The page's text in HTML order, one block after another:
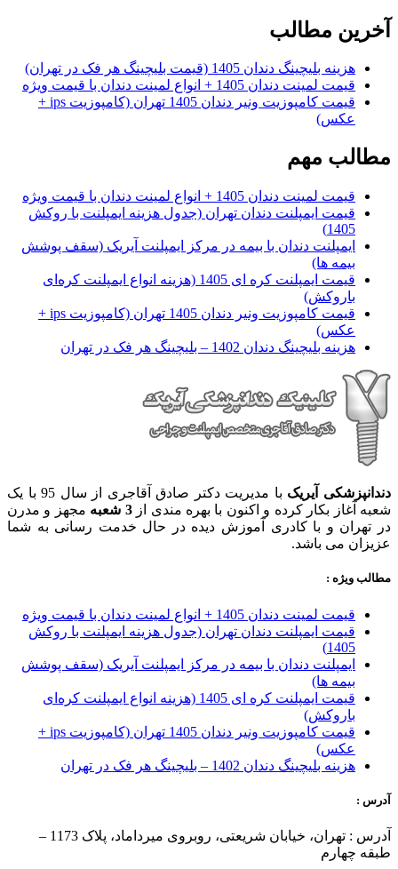
آخرین مطالب
هزینه بلیچینگ دندان 1405 (قیمت بلیچینگ هر فک در تهران)
قیمت لمینت دندان 1405 + انواع لمینت دندان با قیمت ویژه
قیمت کامپوزیت ونیر دندان 1405 تهران (کامپوزیت ips +
عکس)
مطالب مهم
قیمت لمینت دندان 1405 + انواع لمینت دندان با قیمت ویژه
قیمت ایمپلنت دندان تهران (جدول هزینه ایمپلنت با روکش
1405)
ایمپلنت دندان با بیمه در مرکز ایمپلنت آیریک (سقف پوشش
بیمه ها)
قیمت ایمپلنت کره ای‌ 1405 (هزینه انواع ایمپلنت کره‌ای
با‌روکش)
قیمت کامپوزیت ونیر دندان 1405 تهران (کامپوزیت ips +
عکس)
هزینه بلیچینگ دندان 1402 – بلیچینگ هر فک در تهران
دندانپزشکی آیریک
با مدیریت دکتر صادق آقاجری از سال 95 با یک
شعبه آغاز بکار کرده و اکنون با بهره مندی از3 شعبه
مجهز و مدرن
در تهران و با کادری آموزش دیده در حال خدمت رسانی به شما
عزیزان می باشد.
مطالب ویژه :
قیمت لمینت دندان 1405 + انواع لمینت دندان با قیمت ویژه
قیمت ایمپلنت دندان تهران (جدول هزینه ایمپلنت با روکش
1405)
ایمپلنت دندان با بیمه در مرکز ایمپلنت آیریک (سقف پوشش
بیمه ها)
قیمت ایمپلنت کره ای‌ 1405 (هزینه انواع ایمپلنت کره‌ای
با‌روکش)
قیمت کامپوزیت ونیر دندان 1405 تهران (کامپوزیت ips +
عکس)
هزینه بلیچینگ دندان 1402 – بلیچینگ هر فک در تهران
آدرس :
آدرس : تهران، خیابان شریعتی، روبروی میرداماد، پلاک 1173 –
طبقه چهارم